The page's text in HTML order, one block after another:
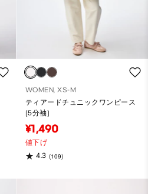
WOMEN, XS-M
ティアードチュニックワンピース
(5分袖)
¥1,490
値下げ
4.3 (109)